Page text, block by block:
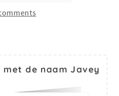
de naam Javey